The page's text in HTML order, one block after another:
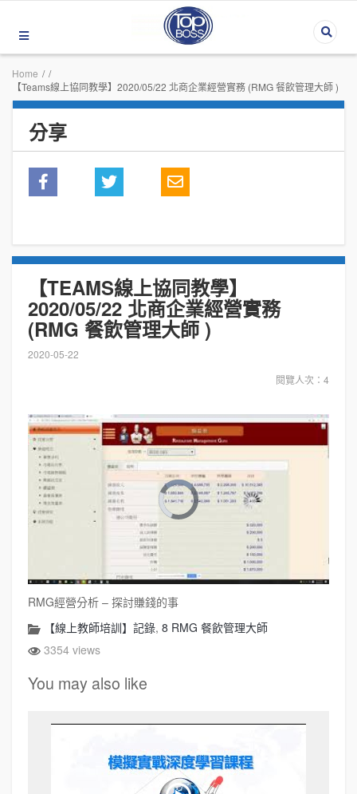
Home / /
【Teams線上協同教學】2020/05/22 北商企業經營實務 (RMG 餐飲管理大師 )
分享
【TEAMS線上協同教學】
2020/05/22 北商企業經營實務
(RMG 餐飲管理大師 )
2020-05-22
閱覽人次：4
RMG經營分析 – 探討賺錢的事
【線上教師培訓】記錄, 8 RMG 餐飲管理大師
3354 views
You may also like